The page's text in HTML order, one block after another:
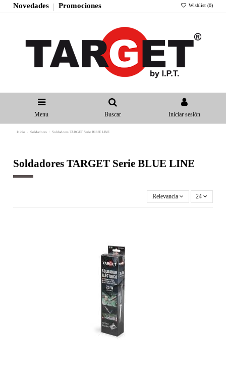
Novedades Promociones Wishlist (0)
Menu Buscar Iniciar sesión
Inicio Soldadores Soldadores TARGET Serie BLUE LINE
Soldadores TARGET Serie BLUE LINE
Relevancia 24